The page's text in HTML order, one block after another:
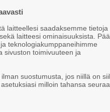
laitteellesi saadaksemme tietoja
laitteesi ominaisuuksista.
teknologiakumppaneihimme
sivuston toimivuuteen ja
suostumusta, jos niillä on
milloin tahansa